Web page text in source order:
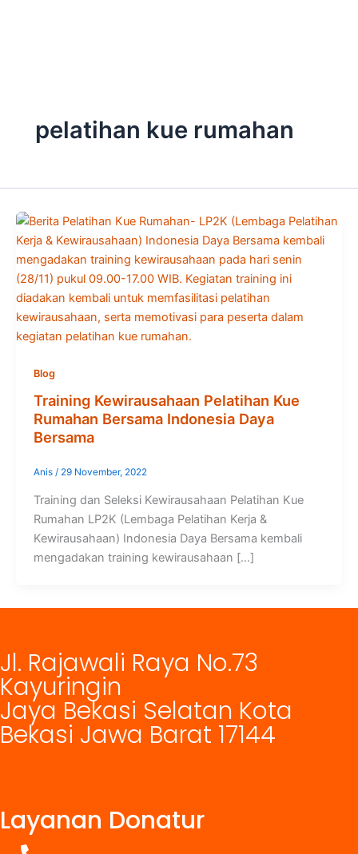
pelatihan kue rumahan
Blog
Training Kewirausahaan Pelatihan Kue
Rumahan Bersama Indonesia Daya
Bersama
Anis / 29 November, 2022
Training dan Seleksi Kewirausahaan Pelatihan Kue
Rumahan LP2K (Lembaga Pelatihan Kerja &
Kewirausahaan) Indonesia Daya Bersama kembali
mengadakan training kewirausahaan […]
Jl. Rajawali Raya No.73
Kayuringin
Jaya Bekasi Selatan Kota
Bekasi Jawa Barat 17144
Layanan Donatur